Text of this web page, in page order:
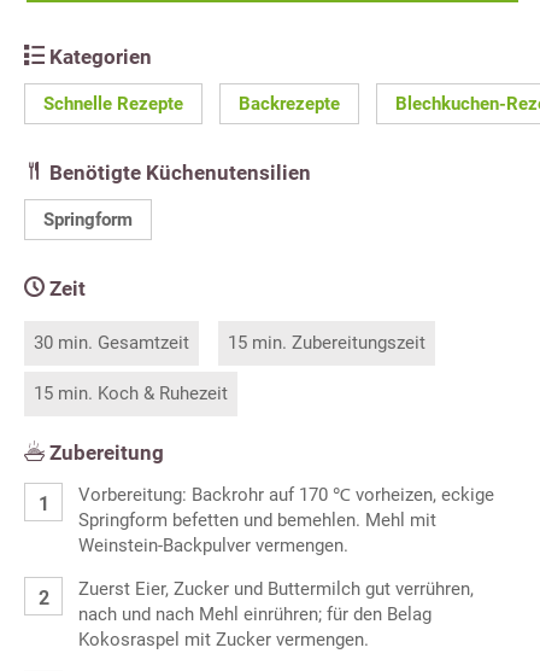
Kategorien
Schnelle Rezepte Backrezepte Blechkuchen-
Benötigte Küchenutensilien
Springform
Zeit
30 min. Gesamtzeit 15 min. Zubereitungszeit
15 min. Koch & Ruhezeit
Zubereitung
Vorbereitung: Backrohr auf 170 ℃ vorheizen, eckige
Springform befetten und bemehlen. Mehl mit
Weinstein-Backpulver vermengen.
Zuerst Eier, Zucker und Buttermilch gut verrühren,
nach und nach Mehl einrühren; für den Belag
Kokosraspel mit Zucker vermengen.